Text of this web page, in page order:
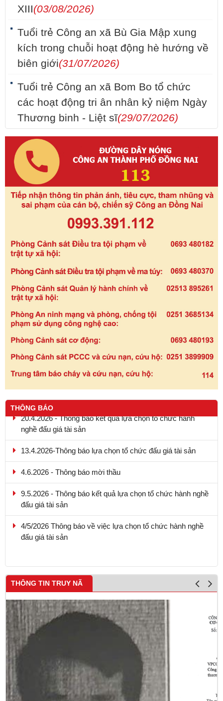
XIII(03/08/2026)
Tuổi trẻ Công an xã Bù Gia Mập xung
kích trong chuỗi hoạt động hè hướng về
biên giới(31/07/2026)
Tuổi trẻ Công an xã Bom Bo tổ chức
các hoạt động tri ân nhân kỷ niệm Ngày
Thương binh - Liệt sĩ(29/07/2026)
THÔNG BÁO
20.4.2026 - Thông báo kết quả lựa chọn tổ chức hành
nghề đấu giá tài sản
13.4.2026-Thông báo lựa chọn tổ chức đấu giá tài sản
4.6.2026 - Thông báo mời thầu
9.5.2026 - Thông báo kết quả lựa chọn tổ chức hành nghề
đấu giá tài sản
4/5/2026 Thông báo về việc lựa chọn tổ chức hành nghề
đấu giá tài sản
THÔNG TIN TRUY NÃ